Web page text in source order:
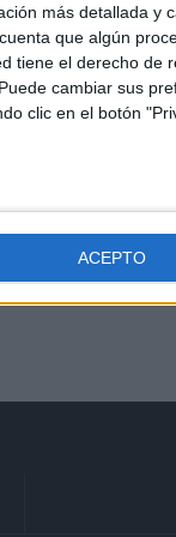
más detallada y
que algún
tiene el derecho de
cambiar sus
clic en el botón
ACEPTO
de la
colapsado